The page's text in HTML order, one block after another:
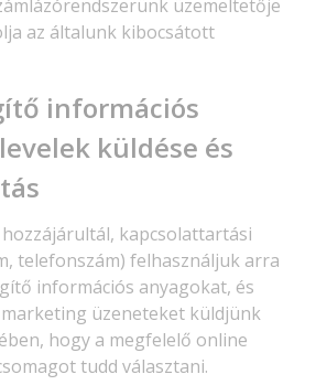
üzemeltetője
az általunk kibocsátott
információs
küldése és
kapcsolattartási
telefonszám) felhasználjuk arra
információs anyagokat, és
üzeneteket küldjünk
hogy a megfelelő online
tudd választani.